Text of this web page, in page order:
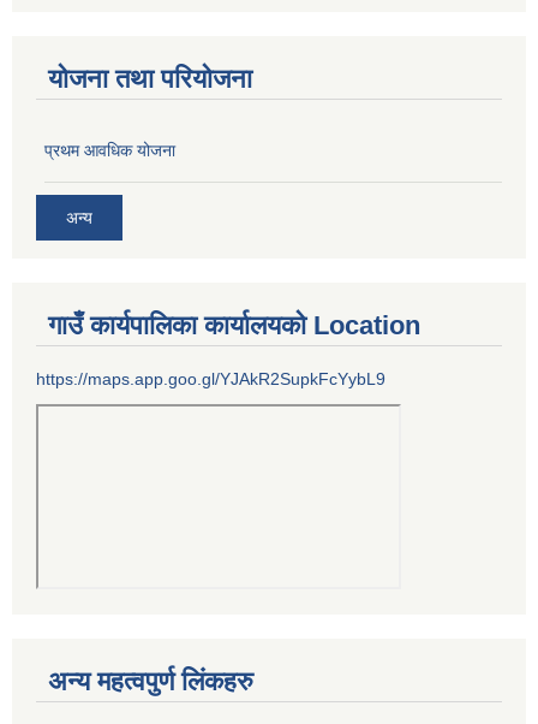
योजना तथा परियोजना
प्रथम आवधिक योजना
अन्य
गाउँ कार्यपालिका कार्यालयको Location
https://maps.app.goo.gl/YJAkR2SupkFcYybL9
अन्य महत्वपुर्ण लिंकहरु